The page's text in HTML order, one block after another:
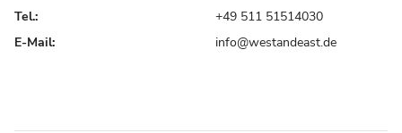
Tel.:
+49 511 51514030
E-Mail:
info@westandeast.de